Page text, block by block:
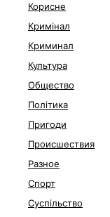
Корисне
Кримінал
Криминал
Культура
Общество
Політика
Пригоди
Происшествия
Разное
Спорт
Суспільство